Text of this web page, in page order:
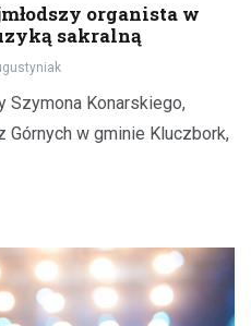
organista w
sakralną
Szymona Konarskiego,
Górnych w gminie Kluczbork,